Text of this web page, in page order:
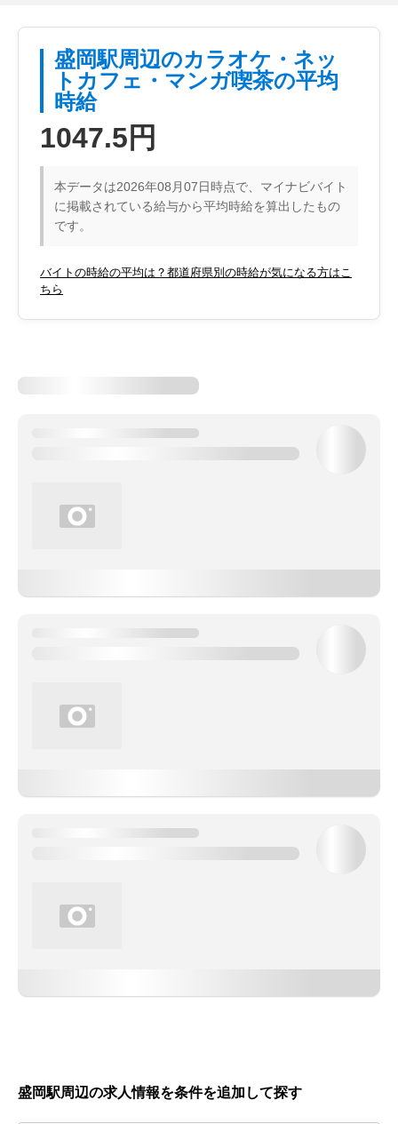
盛岡駅周辺のカラオケ・ネッ
トカフェ・マンガ喫茶の平均
時給
1047.5円
本データは2026年08月07日時点で、マイナビバイト
に掲載されている給与から平均時給を算出したもの
です。
バイトの時給の平均は？都道府県別の時給が気になる方はこ
ちら
盛岡駅周辺の求人情報を条件を追加して探す